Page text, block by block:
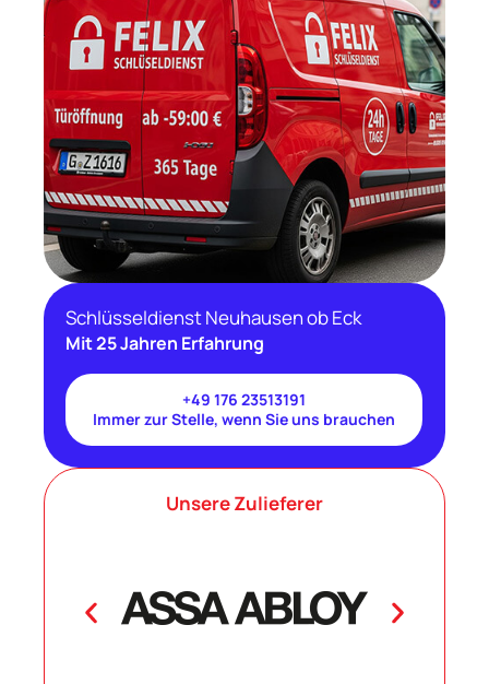
Schlüsseldienst Neuhausen ob Eck
Mit 25 Jahren Erfahrung
+49 176 23513191
Immer zur Stelle, wenn Sie uns brauchen
Unsere Zulieferer